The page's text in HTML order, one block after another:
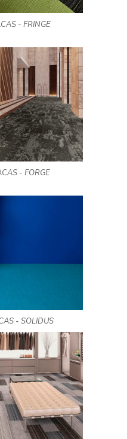
- FRINGE
- FORGE
- SOLIDUS